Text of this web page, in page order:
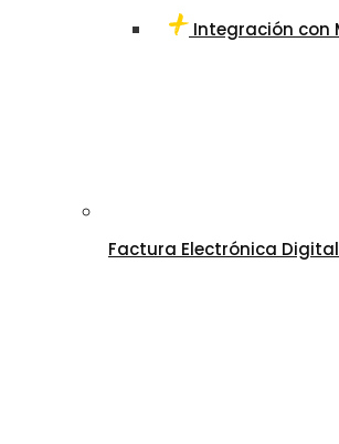
Integración con
Factura Electrónica Digital